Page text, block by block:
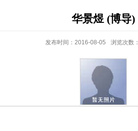
华景煜 (博导)
发布时间：2016-08-05 浏览次数：